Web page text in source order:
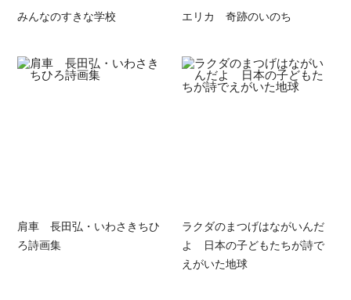
みんなのすきな学校 エリカ 奇跡のいのち
肩車 長田弘・いわさきちひ
ろ詩画集
ラクダのまつげはながいんだ
よ 日本の子どもたちが詩で
えがいた地球